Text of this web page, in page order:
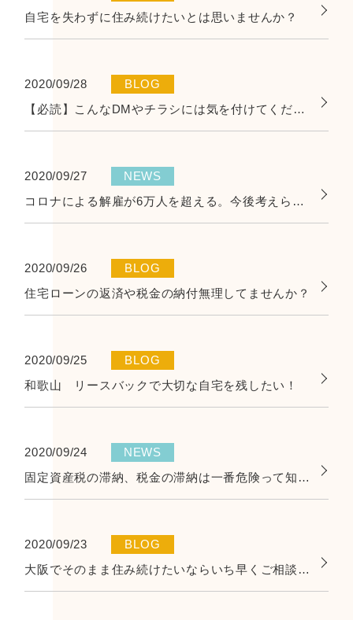
自宅を失わずに住み続けたいとは思いませんか？
2020/09/28
BLOG
【必読】こんなDMやチラシには気を付けてください！
2020/09/27
NEWS
コロナによる解雇が6万人を超える。今後考えられるリスクとは。
2020/09/26
BLOG
住宅ローンの返済や税金の納付無理してませんか？
2020/09/25
BLOG
和歌山 リースバックで大切な自宅を残したい！
2020/09/24
NEWS
固定資産税の滞納、税金の滞納は一番危険って知っていますか？
2020/09/23
BLOG
大阪でそのまま住み続けたいならいち早くご相談ください。